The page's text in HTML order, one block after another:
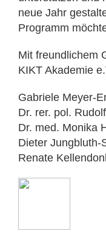
neue Jahr
Programm
Mit freundlichem
KIKT Akademie
Gabriele Meyer-
Dr. rer. pol.
Dr. med. Monika
Dieter Jungbluth-
Renate